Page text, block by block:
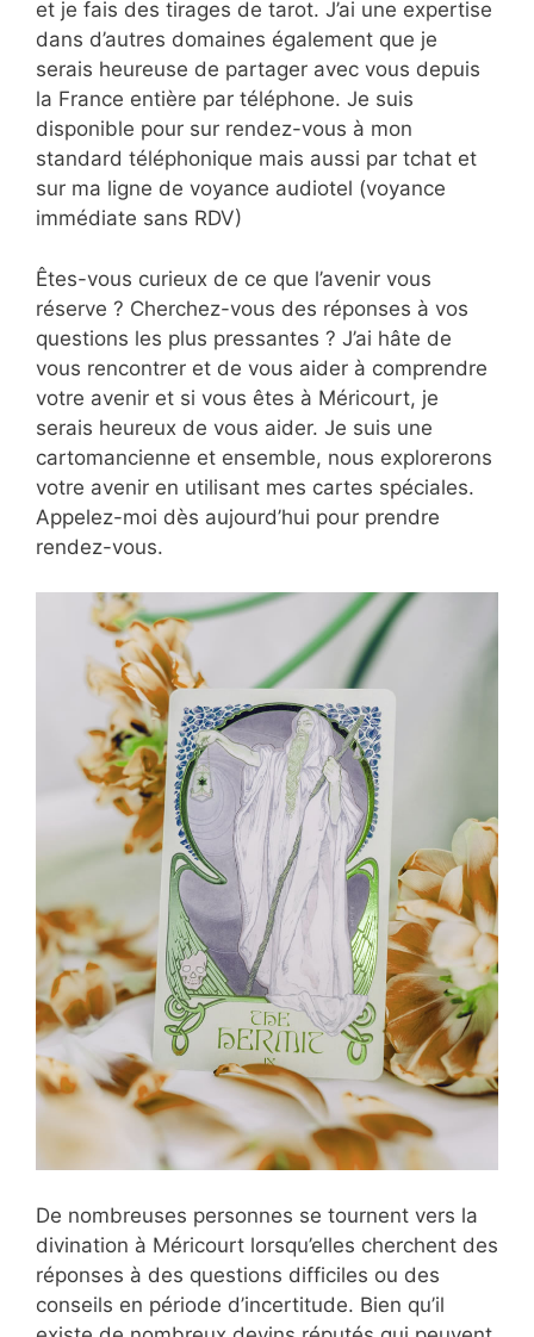
et je fais des tirages de tarot. J’ai une expertise
dans d’autres domaines également que je
serais heureuse de partager avec vous depuis
la France entière par téléphone. Je suis
disponible pour sur rendez-vous à mon
standard téléphonique mais aussi par tchat et
sur ma ligne de voyance audiotel (voyance
immédiate sans RDV)
Êtes-vous curieux de ce que l’avenir vous
réserve ? Cherchez-vous des réponses à vos
questions les plus pressantes ? J’ai hâte de
vous rencontrer et de vous aider à comprendre
votre avenir et si vous êtes à Méricourt, je
serais heureux de vous aider. Je suis une
cartomancienne et ensemble, nous explorerons
votre avenir en utilisant mes cartes spéciales.
Appelez-moi dès aujourd’hui pour prendre
rendez-vous.
De nombreuses personnes se tournent vers la
divination à Méricourt lorsqu’elles cherchent des
réponses à des questions difficiles ou des
conseils en période d’incertitude. Bien qu’il